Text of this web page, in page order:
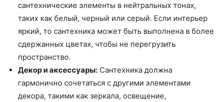
сантехнические элементы в нейтральных тонах,
таких как белый, черный или серый. Если интерьер
яркий, то сантехника может быть выполнена в более
сдержанных цветах, чтобы не перегрузить
пространство.
Декор и аксессуары: Сантехника должна
гармонично сочетаться с другими элементами
декора, такими как зеркала, освещение,